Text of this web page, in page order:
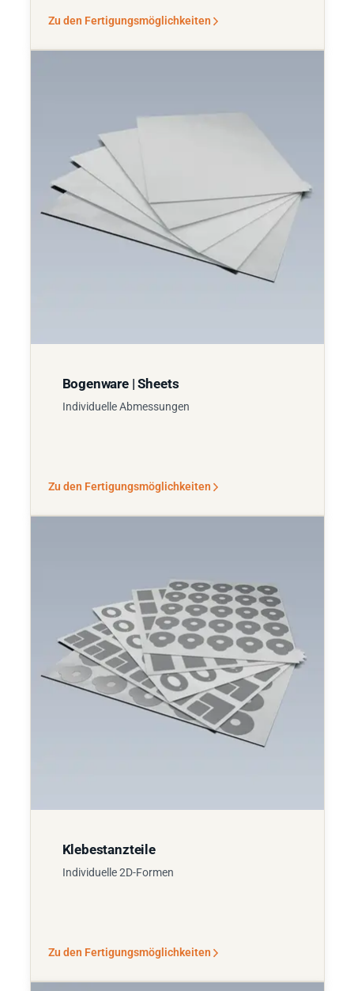
Zu den Fertigungsmöglichkeiten
Bogenware | Sheets
Individuelle Abmessungen
Zu den Fertigungsmöglichkeiten
Klebestanzteile
Individuelle 2D-Formen
Zu den Fertigungsmöglichkeiten